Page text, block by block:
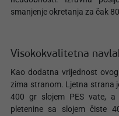
smanjenje okretanja za čak
Visokokvalitetna
Kao dodatna vrijednost
zima stranom. Ljetna strana
400 gr slojem PES vate,
pletenine sa slojem čiste